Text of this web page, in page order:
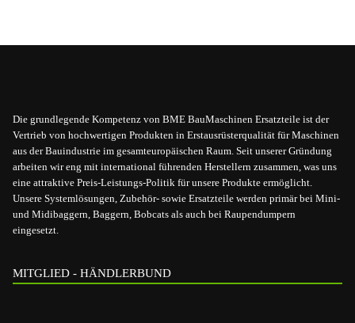
Die grundlegende Kompetenz von BME BauMaschinen Ersatzteile ist der
Vertrieb von hochwertigen Produkten in Erstausrüsterqualität für Maschinen
aus der Bauindustrie im gesamteuropäischen Raum. Seit unserer Gründung
arbeiten wir eng mit international führenden Herstellern zusammen, was uns
eine attraktive Preis-Leistungs-Politik für unsere Produkte ermöglicht.
Unsere Systemlösungen, Zubehör- sowie Ersatzteile werden primär bei Mini-
und Midibaggern, Baggern, Bobcats als auch bei Raupendumpern
eingesetzt.
MITGLIED - HÄNDLERBUND